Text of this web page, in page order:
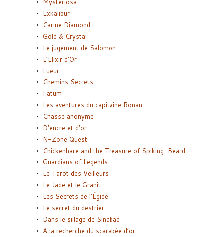
Mysteriosa
Exkalibur
Carine Diamond
Gold & Crystal
Le jugement de Salomon
L’Elixir d’Or
Lueur
Chemins Secrets
Fatum
Les aventures du capitaine Ronan
Chasse anonyme
D’encre et d’or
N-Zone Quest
Chickenhare and the Treasure of Spiking-Beard
Guardians of Legends
Le Tarot des Veilleurs
Le Jade et le Granit
Les Secrets de l’Égide
Le secret du destrier
Dans le sillage de Sindbad
A la recherche du scarabée d’or